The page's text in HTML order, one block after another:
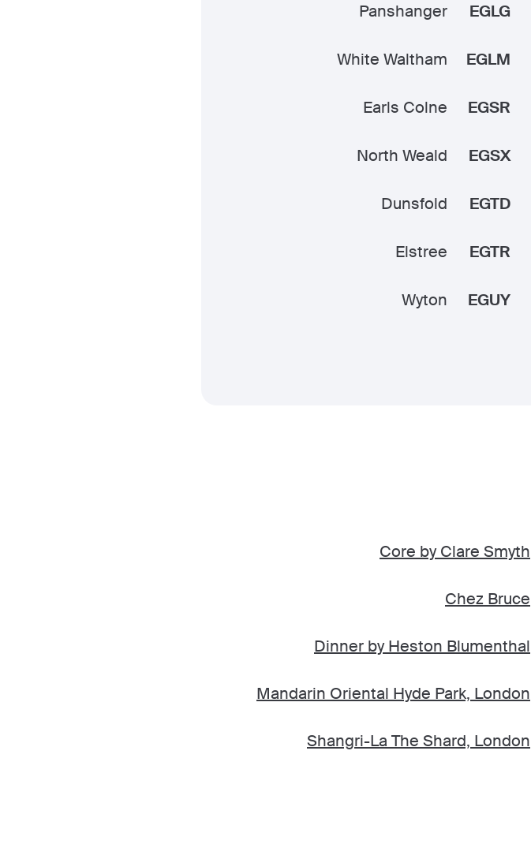
EGLG
Panshanger
EGLM
White Waltham
EGSR
Earls Colne
EGSX
North Weald
EGTD
Dunsfold
EGTR
Elstree
EGUY
Wyton
Core by Clare Smyth
Chez Bruce
Dinner by Heston Blumenthal
Mandarin Oriental Hyde Park, London
Shangri-La The Shard, London